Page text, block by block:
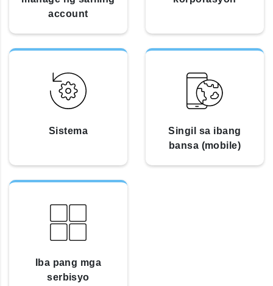
account
Sistema
Singil sa ibang
bansa (mobile)
Iba pang mga
serbisyo